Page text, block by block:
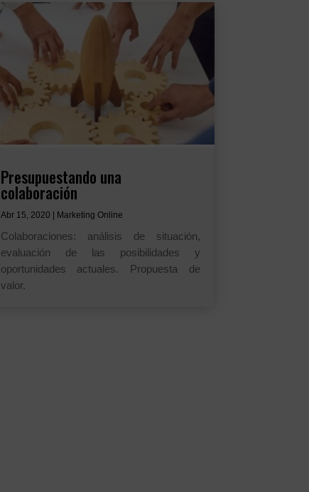
Presupuestando una
colaboración
Abr 15, 2020 Marketing Online
Colaboraciones: análisis de situación,
evaluación de las posibilidades y
oportunidades actuales. Propuesta de
valor.